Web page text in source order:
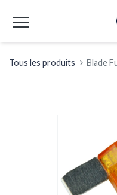
Tous les produits Blade